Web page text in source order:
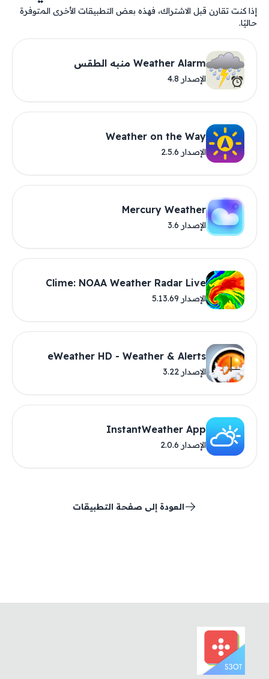
إذا كنت تقارن قبل الاشتراك، فهذه بعض التطبيقات الأخرى المتوفرة
حاليًا.
Weather Alarm منبه الطقس
الإصدار 4.8
Weather on the Way
الإصدار 2.5.6
Mercury Weather
الإصدار 3.6
Clime: NOAA Weather Radar Live
الإصدار 5.13.69
eWeather HD - Weather & Alerts
الإصدار 3.22
InstantWeather App
الإصدار 2.0.6
العودة إلى صفحة التطبيقات